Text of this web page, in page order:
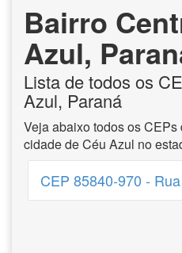
Bairro
Azul,
Lista de todos os
Azul, Paraná
Veja abaixo todos os
cidade de Céu Azul no
CEP 85840-970 -